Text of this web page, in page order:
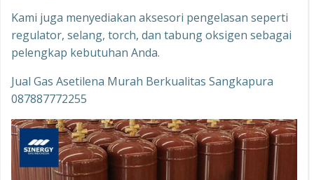
Kami juga menyediakan aksesori pengelasan seperti
regulator, selang, torch, dan tabung oksigen sebagai
pelengkap kebutuhan Anda.
Jual Gas Asetilena Murah Berkualitas Sangkapura
087887772255